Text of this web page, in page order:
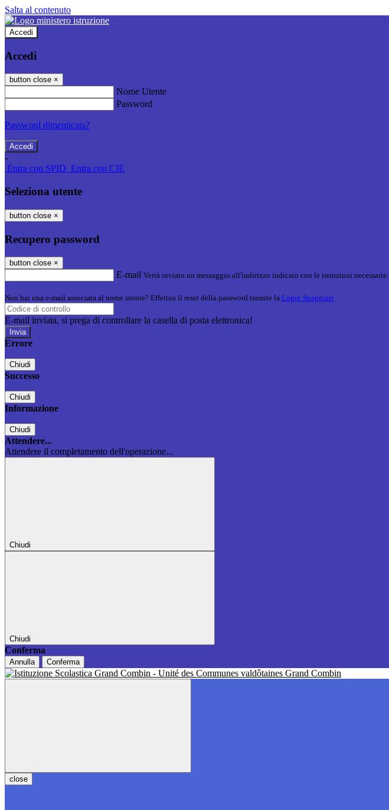
Salta al contenuto
Accedi
Accedi
button close ×
Nome Utente
Password
Password dimenticata?
-
Entra con SPID Entra con CIE
Seleziona utente
button close ×
Recupero password
button close ×
E-mail Verrà inviato un messaggio all'indirizzo indicato con le istruzioni necessarie.
Non hai una e-mail associata al nome utente? Effettua il reset della password tramite la Login Spaggiari
E-mail inviata, si prega di controllare la casella di posta elettronica!
Errore
Chiudi
Successo
Chiudi
Informazione
Chiudi
Attendere...
Attendere il completamento dell'operazione...
Chiudi
Chiudi
Conferma
Annulla Conferma
close